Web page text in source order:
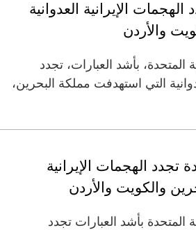
الهجمات الإيرانية العدوانية
والأردن
المتحدة، بأشد العبارات، تجدد
التي استهدفت مملكة البحرين،
تجدد الهجمات الإيرانية
والكويت والأردن
المتحدة بأشد العبارات تجدد